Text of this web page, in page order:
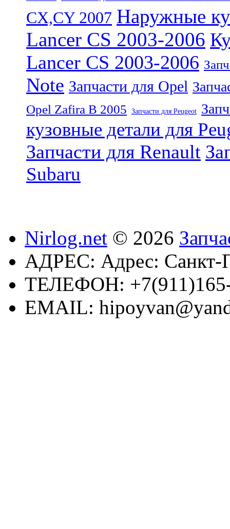
CX,CY 2007 Наружные
Lancer CS 2003-2006
Lancer CS 2003-2006
Note Запчасти для Opel
Opel Zafira B 2005 Запчасти для Peugeot
кузовные детали для
Запчасти для Renault
Subaru
Nirlog.net © 2026
АДРЕС: Адрес: Санкт-
ТЕЛЕФОН:
EMAIL: